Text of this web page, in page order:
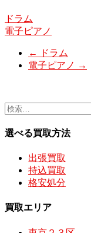
ドラム
電子ピアノ
←
ドラム
電子ピアノ →
選べる買取方法
出張買取
持込買取
格安処分
買取エリア